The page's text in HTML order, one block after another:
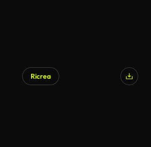
Ricrea